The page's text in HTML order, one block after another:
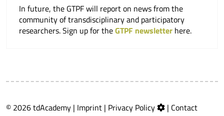
In future, the GTPF will report on news from the
community of transdisciplinary and participatory
researchers. Sign up for theGTPF newsletter here.
© 2026 tdAcademy | Imprint | Privacy Policy | Contact